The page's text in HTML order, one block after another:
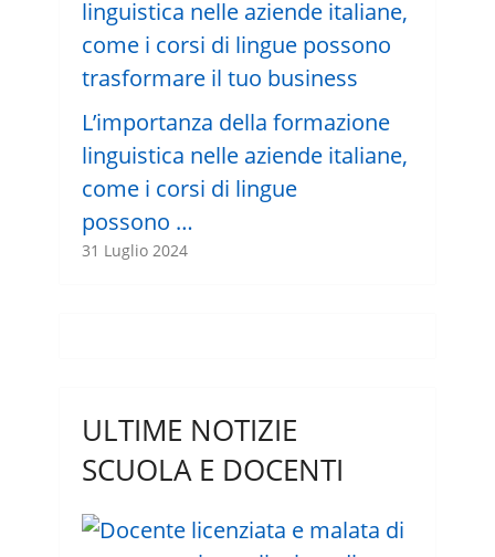
L’importanza della formazione
linguistica nelle aziende italiane,
come i corsi di lingue
possono …
31 Luglio 2024
ULTIME NOTIZIE
SCUOLA E DOCENTI